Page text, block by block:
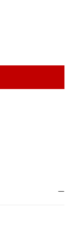
era: